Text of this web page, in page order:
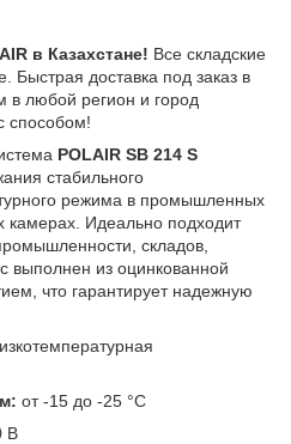
в Казахстане! Все складские
Быстрая доставка под заказ в
в любой регион и город
способом!
POLAIR SB 214 S
стабильного
режима в промышленных
Идеально подходит
складов,
выполнен из оцинкованной
что гарантирует надежную
от -15 до -25 °C
В